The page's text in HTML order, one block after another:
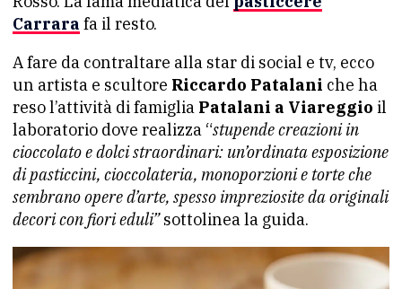
Carrara fa il resto.
A fare da contraltare alla star di social e tv, ecco
un artista e scultore Riccardo Patalani che ha
reso l’attività di famiglia Patalani a Viareggio il
laboratorio dove realizza “stupende creazioni in
cioccolato e dolci straordinari: un’ordinata esposizione
di pasticcini, cioccolateria, monoporzioni e torte che
sembrano opere d’arte, spesso impreziosite da originali
decori con fiori eduli”sottolinea la guida.